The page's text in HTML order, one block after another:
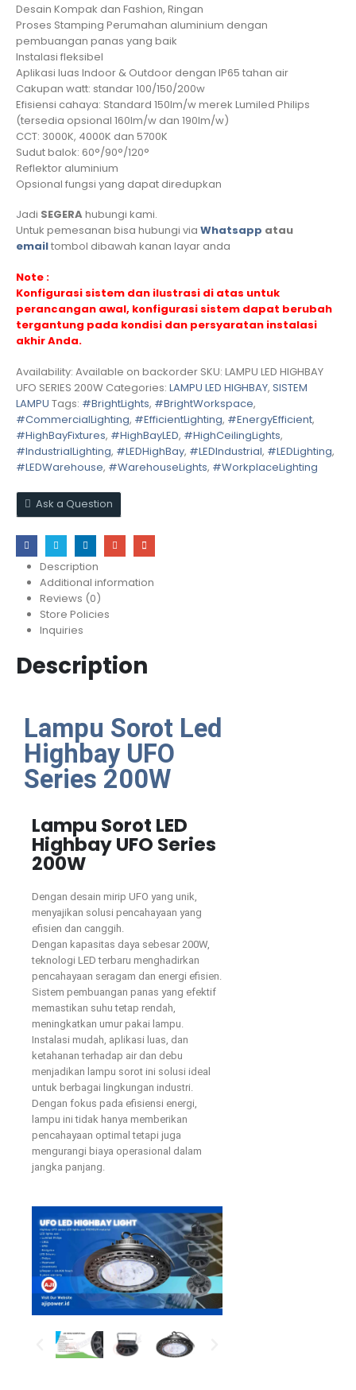
Desain Kompak dan Fashion, Ringan
Proses Stamping Perumahan aluminium dengan
pembuangan panas yang baik
Instalasi fleksibel
Aplikasi luas Indoor & Outdoor dengan IP65 tahan air
Cakupan watt: standar 100/150/200w
Efisiensi cahaya: Standard 150lm/w merek Lumiled Philips
(tersedia opsional 160lm/w dan 190lm/w)
CCT: 3000K, 4000K dan 5700K
Sudut balok: 60°/90°/120°
Reflektor aluminium
Opsional fungsi yang dapat diredupkan
Jadi SEGERAhubungi kami.
Untuk pemesanan bisa hubungi via Whatsapp atau
emailtombol dibawah kanan layar anda
Note :
Konfigurasi sistem dan ilustrasi di atas untuk
perancangan awal, konfigurasi sistem dapat berubah
tergantung pada kondisi dan persyaratan instalasi
akhir Anda.
Availability: Available on backorder SKU: LAMPU LED HIGHBAY
UFO SERIES 200W Categories: LAMPU LED HIGHBAY, SISTEM
LAMPU Tags: #BrightLights, #BrightWorkspace,
#CommercialLighting, #EfficientLighting, #EnergyEfficient,
#HighBayFixtures, #HighBayLED, #HighCeilingLights,
#IndustrialLighting, #LEDHighBay, #LEDIndustrial, #LEDLighting,
#LEDWarehouse, #WarehouseLights, #WorkplaceLighting
Ask a Question
Description
Additional information
Reviews (0)
Store Policies
Inquiries
Description
Lampu Sorot Led
Highbay UFO
Series 200W
Lampu Sorot LED
Highbay UFO Series
200W
Dengan desain mirip UFO yang unik,
menyajikan solusi pencahayaan yang
efisien dan canggih.
Dengan kapasitas daya sebesar 200W,
teknologi LED terbaru menghadirkan
pencahayaan seragam dan energi efisien.
Sistem pembuangan panas yang efektif
memastikan suhu tetap rendah,
meningkatkan umur pakai lampu.
Instalasi mudah, aplikasi luas, dan
ketahanan terhadap air dan debu
menjadikan lampu sorot ini solusi ideal
untuk berbagai lingkungan industri.
Dengan fokus pada efisiensi energi,
lampu ini tidak hanya memberikan
pencahayaan optimal tetapi juga
mengurangi biaya operasional dalam
jangka panjang.